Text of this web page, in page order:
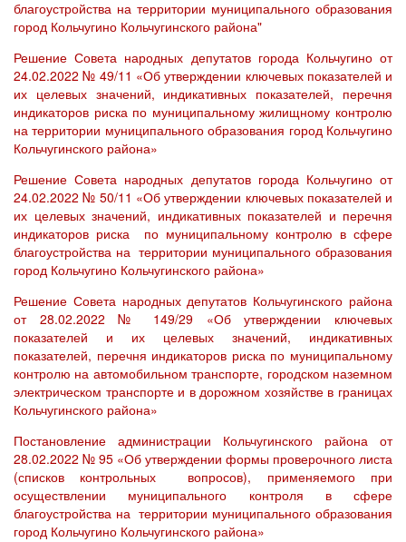
благоустройства на территории муниципального образования
город Кольчугино Кольчугинского района"
Решение Совета народных депутатов города Кольчугино от
24.02.2022 № 49/11 «Об утверждении ключевых показателей и
их целевых значений, индикативных показателей, перечня
индикаторов риска по муниципальному жилищному контролю
на территории муниципального образования город Кольчугино
Кольчугинского района»
Решение Совета народных депутатов города Кольчугино от
24.02.2022 № 50/11 «Об утверждении ключевых показателей и
их целевых значений, индикативных показателей и перечня
индикаторов риска по муниципальному контролю в сфере
благоустройства на территории муниципального образования
город Кольчугино Кольчугинского района»
Решение Совета народных депутатов Кольчугинского района
от 28.02.2022 № 149/29 «Об утверждении ключевых
показателей и их целевых значений, индикативных
показателей, перечня индикаторов риска по муниципальному
контролю на автомобильном транспорте, городском наземном
электрическом транспорте и в дорожном хозяйстве в границах
Кольчугинского района»
Постановление администрации Кольчугинского района от
28.02.2022 № 95 «Об утверждении формы проверочного листа
(списков контрольных вопросов), применяемого при
осуществлении муниципального контроля в сфере
благоустройства на территории муниципального образования
город Кольчугино Кольчугинского района»